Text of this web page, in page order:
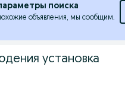
поиска
объявления, мы сообщим.
установка